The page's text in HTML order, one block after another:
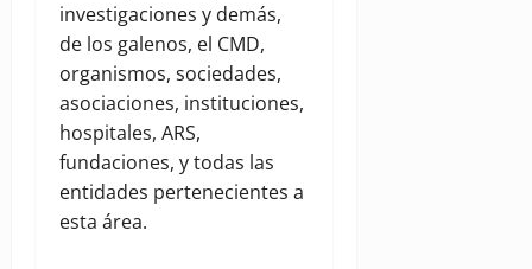
investigaciones y demás,
de los galenos, el CMD,
organismos, sociedades,
asociaciones, instituciones,
hospitales, ARS,
fundaciones, y todas las
entidades pertenecientes a
esta área.